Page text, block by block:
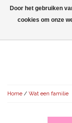
Menu
KORT (-30')
AVONDVULLEND
Home / Wat een familie
Door het gebruiken
cookies om onze